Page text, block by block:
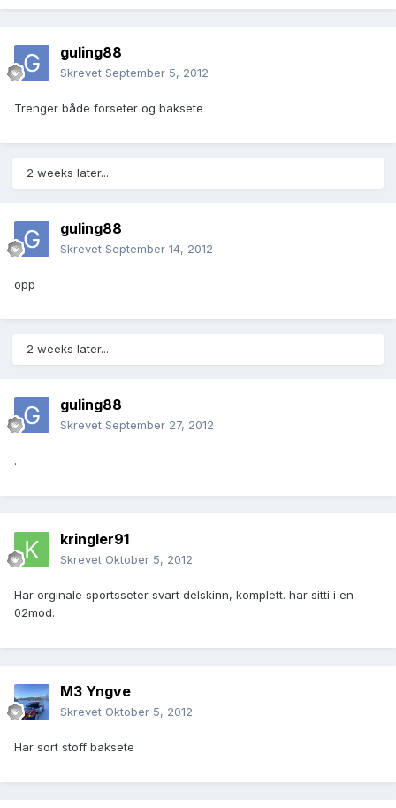
guling88
Skrevet September 5, 2012
Trenger både forseter og baksete
2 weeks later...
guling88
Skrevet September 14, 2012
opp
2 weeks later...
guling88
Skrevet September 27, 2012
.
kringler91
Skrevet Oktober 5, 2012
Har orginale sportsseter svart delskinn, komplett. har sitti i en
02mod.
M3 Yngve
Skrevet Oktober 5, 2012
Har sort stoff baksete